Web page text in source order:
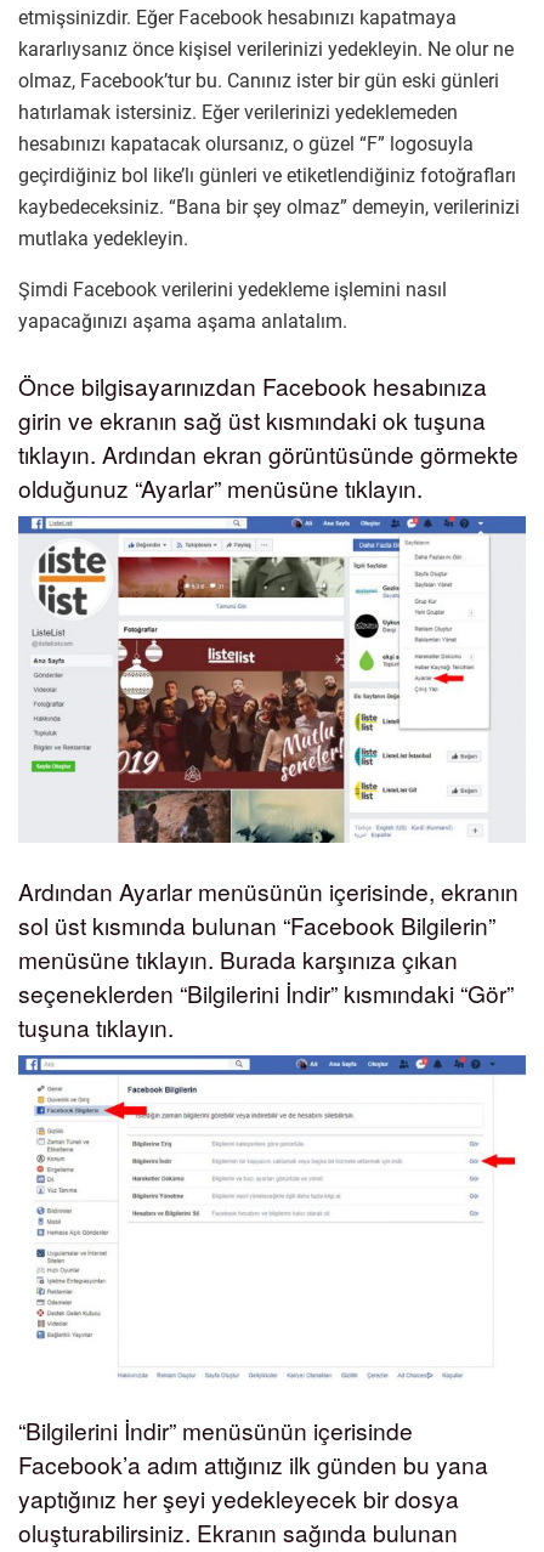
etmişsinizdir. Eğer Facebook hesabınızı kapatmaya
kararlıysanız önce kişisel verilerinizi yedekleyin. Ne olur ne
olmaz, Facebook’tur bu. Canınız ister bir gün eski günleri
hatırlamak istersiniz. Eğer verilerinizi yedeklemeden
hesabınızı kapatacak olursanız, o güzel “F” logosuyla
geçirdiğiniz bol like’lı günleri ve etiketlendiğiniz fotoğrafları
kaybedeceksiniz. “Bana bir şey olmaz” demeyin, verilerinizi
mutlaka yedekleyin.
Şimdi Facebook verilerini yedekleme işlemini nasıl
yapacağınızı aşama aşama anlatalım.
Önce bilgisayarınızdan Facebook hesabınıza
girin ve ekranın sağ üst kısmındaki ok tuşuna
tıklayın. Ardından ekran görüntüsünde görmekte
olduğunuz “Ayarlar” menüsüne tıklayın.
Ardından Ayarlar menüsünün içerisinde, ekranın
sol üst kısmında bulunan “Facebook Bilgilerin”
menüsüne tıklayın. Burada karşınıza çıkan
seçeneklerden “Bilgilerini İndir” kısmındaki “Gör”
tuşuna tıklayın.
“Bilgilerini İndir” menüsünün içerisinde
Facebook’a adım attığınız ilk günden bu yana
yaptığınız her şeyi yedekleyecek bir dosya
oluşturabilirsiniz. Ekranın sağında bulunan